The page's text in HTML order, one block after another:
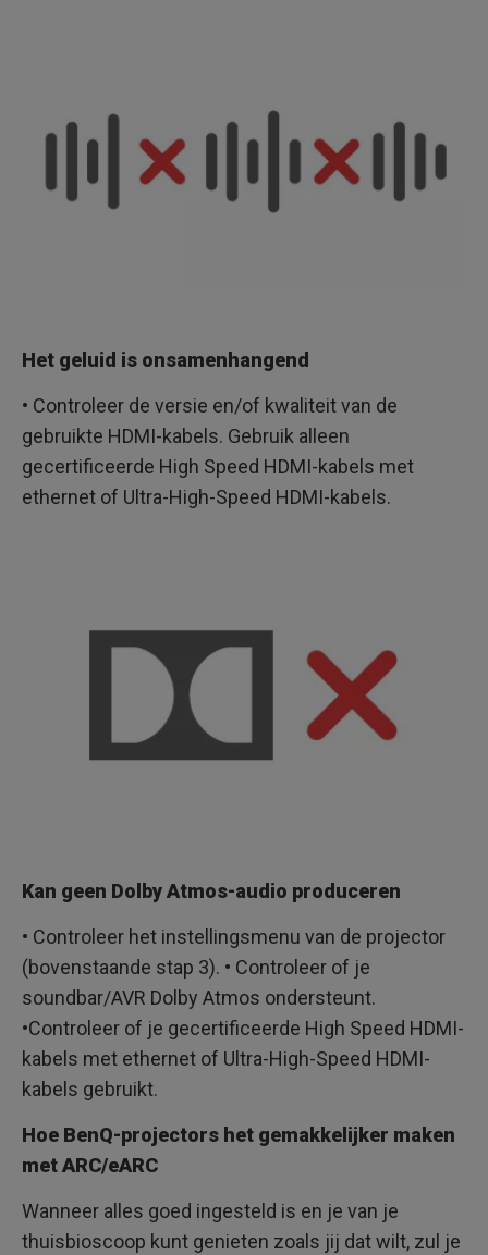
Het geluid is onsamenhangend
• Controleer de versie en/of kwaliteit van de
gebruikte HDMI-kabels. Gebruik alleen
gecertificeerde High Speed HDMI-kabels met
ethernet of Ultra-High-Speed HDMI-kabels.
Kan geen Dolby Atmos-audio produceren
• Controleer het instellingsmenu van de projector
(bovenstaande stap 3). • Controleer of je
soundbar/AVR Dolby Atmos ondersteunt.
•Controleer of je gecertificeerde High Speed HDMI-
kabels met ethernet of Ultra-High-Speed HDMI-
kabels gebruikt.
Hoe BenQ-projectors het gemakkelijker maken
met ARC/eARC
Wanneer alles goed ingesteld is en je van je
thuisbioscoop kunt genieten zoals jij dat wilt, zul je